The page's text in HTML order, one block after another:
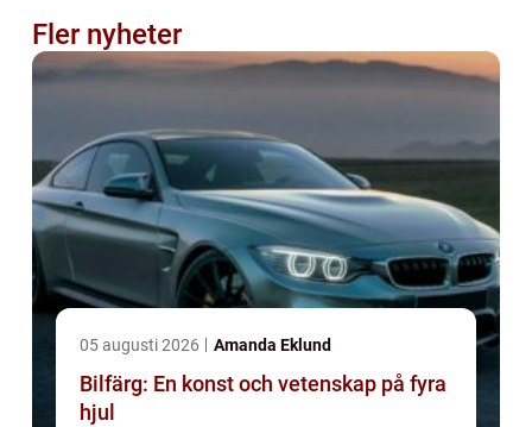
Fler nyheter
05 augusti 2026 Amanda Eklund
Bilfärg: En konst och vetenskap på fyra
hjul